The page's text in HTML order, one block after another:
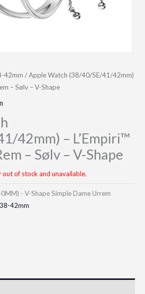
42mm / Apple Watch (38/40/SE/41/42mm)
– Sølv – V-Shape
42mm) – L’Empiri™
– Sølv – V-Shape
of stock and unavailable.
- V-Shape Simple Dame Urrem
42mm